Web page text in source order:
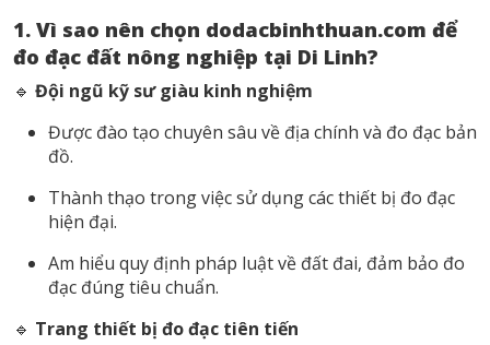
1. Vì sao nên chọn dodacbinhthuan.com để
đo đạc đất nông nghiệp tại Di Linh?
🔹 Đội ngũ kỹ sư giàu kinh nghiệm
Được đào tạo chuyên sâu về địa chính và đo đạc bản
đồ.
Thành thạo trong việc sử dụng các thiết bị đo đạc
hiện đại.
Am hiểu quy định pháp luật về đất đai, đảm bảo đo
đạc đúng tiêu chuẩn.
🔹 Trang thiết bị đo đạc tiên tiến